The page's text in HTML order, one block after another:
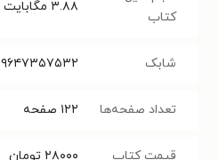
کتاب
۳.۸۸ مگابایت
شابک ۹۶۴۷۳۵۷۵۳۲
تعداد صفحه‌ها ۱۲۲ صفحه
قیمت کتاب ۲۸۰۰۰ تومان